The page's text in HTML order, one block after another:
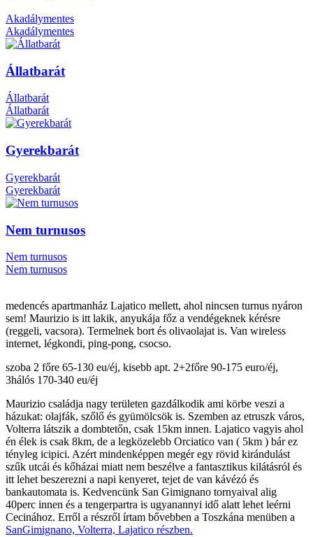
Akadálymentes
Akadálymentes
Állatbarát
Állatbarát
Állatbarát
Gyerekbarát
Gyerekbarát
Gyerekbarát
Nem turnusos
Nem turnusos
Nem turnusos
medencés apartmanház Lajatico mellett, ahol nincsen turnus nyáron
sem! Maurizio is itt lakik, anyukája főz a vendégeknek kérésre
(reggeli, vacsora). Termelnek bort és olivaolajat is. Van wireless
internet, légkondi, ping-pong, csocso.
szoba 2 főre 65-130 eu/éj, kisebb apt. 2+2főre 90-175 euro/éj,
3hálós 170-340 eu/éj
Maurizio családja nagy területen gazdálkodik ami körbe veszi a
házukat: olajfák, szőlő és gyümölcsök is. Szemben az etruszk város,
Volterra látszik a dombtetőn, csak 15km innen. Lajatico vagyis ahol
én élek is csak 8km, de a legközelebb Orciatico van ( 5km ) bár ez
tényleg icipici. Azért mindenképpen megér egy rövid kirándulást
szűk utcái és kőházai miatt nem beszélve a fantasztikus kilátásról és
itt lehet beszerezni a napi kenyeret, tejet de van kávézó és
bankautomata is. Kedvencünk San Gimignano tornyaival alig
40perc innen és a tengerpartra is ugyanannyi idő alatt lehet leérni
Cecinához. Erről a részről írtam bővebben a Toszkána menüben a
SanGimignano, Volterra, Lajatico részben.